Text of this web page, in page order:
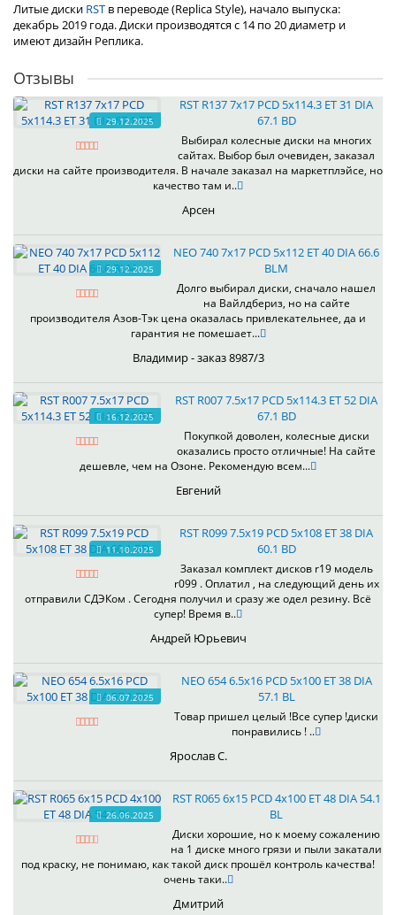
Литые диски RST в переводе (Replica Style), начало выпуска:
декабрь 2019 года. Диски производятся с 14 по 20 диаметр и
имеют дизайн Реплика.
Отзывы
29.12.2025
RST R137 7x17 PCD 5x114.3 ET 31 DIA
67.1 BD
Выбирал колесные диски на многих
сайтах. Выбор был очевиден, заказал
диски на сайте производителя. В начале заказал на маркетплэйсе, но
качество там и..
Арсен
29.12.2025
NEO 740 7x17 PCD 5x112 ET 40 DIA 66.6
BLM
Долго выбирал диски, сначало нашел
на Вайлдбериз, но на сайте
производителя Азов-Тэк цена оказалась привлекательнее, да и
гарантия не помешает...
Владимир - заказ 8987/3
16.12.2025
RST R007 7.5x17 PCD 5x114.3 ET 52 DIA
67.1 BD
Покупкой доволен, колесные диски
оказались просто отличные! На сайте
дешевле, чем на Озоне. Рекомендую всем...
Евгений
11.10.2025
RST R099 7.5x19 PCD 5x108 ET 38 DIA
60.1 BD
Заказал комплект дисков r19 модель
r099 . Оплатил , на следующий день их
отправили СДЭКом . Сегодня получил и сразу же одел резину. Всё
супер! Время в..
Андрей Юрьевич
06.07.2025
NEO 654 6.5x16 PCD 5x100 ET 38 DIA
57.1 BL
Товар пришел целый !Все супер !диски
понравились ! ..
Ярослав С.
26.06.2025
RST R065 6x15 PCD 4x100 ET 48 DIA 54.1
BL
Диски хорошие, но к моему сожалению
на 1 диске много грязи и пыли закатали
под краску, не понимаю, как такой диск прошёл контроль качества!
очень таки..
Дмитрий